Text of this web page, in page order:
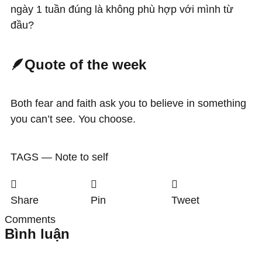
ngày 1 tuần đúng là không phù hợp với mình từ
đầu?
🪶Quote of the week
Both fear and faith ask you to believe in something
you can’t see. You choose.
TAGS ― Note to self
Share Pin
Tweet
Comments
Bình luận